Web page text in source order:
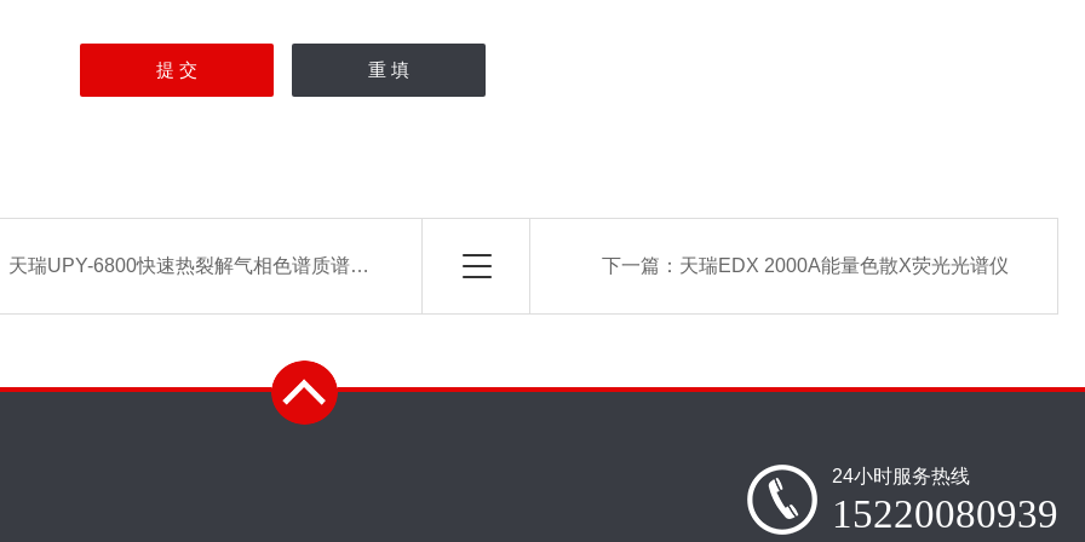
天瑞UPY-6800快速热裂解气相色谱质谱联用仪 下一篇： 天瑞EDX 2000A能量色散X荧光光谱仪
24小时服务热线
15220080939